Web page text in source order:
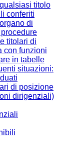
titolo
conferiti
di
titolari di
con funzioni
in tabelle
situazioni:
di posizione
dirigenziali)